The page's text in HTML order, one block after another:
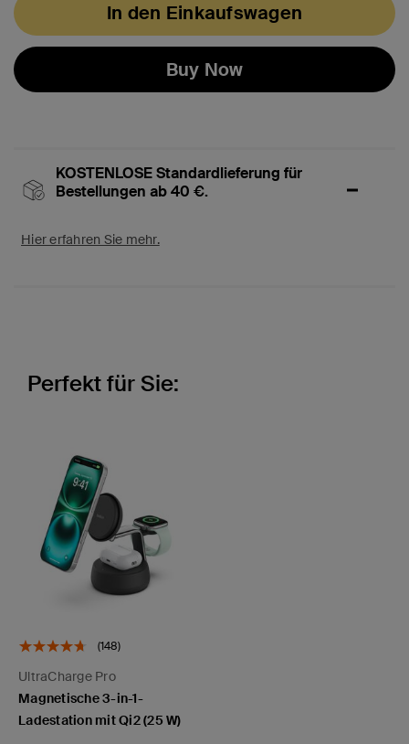
In den Einkaufswagen
Buy Now
KOSTENLOSE Standardlieferung für
Bestellungen ab 40 €.
Hier erfahren Sie mehr.
Perfekt für Sie:
(148)
UltraCharge Pro
Magnetische 3-in-1-
Ladestation mit Qi2 (25 W)